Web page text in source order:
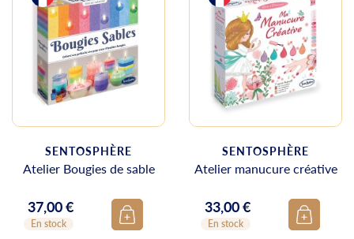
SENTOSPHÈRE
Atelier Bougies de sable
Prix
37,00 €
En stock
SENTOSPHÈRE
Atelier manucure créative
Prix
33,00 €
En stock